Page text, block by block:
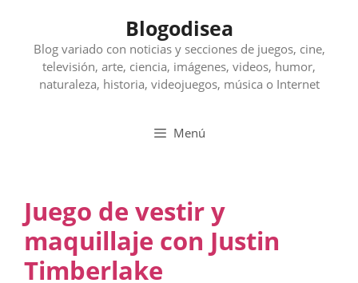
contenido
Blogodisea
Blog variado con noticias y secciones de juegos, cine,
televisión, arte, ciencia, imágenes, videos, humor,
naturaleza, historia, videojuegos, música o Internet
Menú
Juego de vestir y
maquillaje con Justin
Timberlake